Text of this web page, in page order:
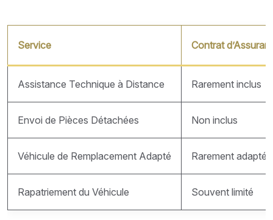
Service Contrat
Assistance Technique à Distance Rarement inclus
Envoi de Pièces Détachées Non inclus
Véhicule de Remplacement Adapté Rarement adapté
Rapatriement du Véhicule Souvent limité